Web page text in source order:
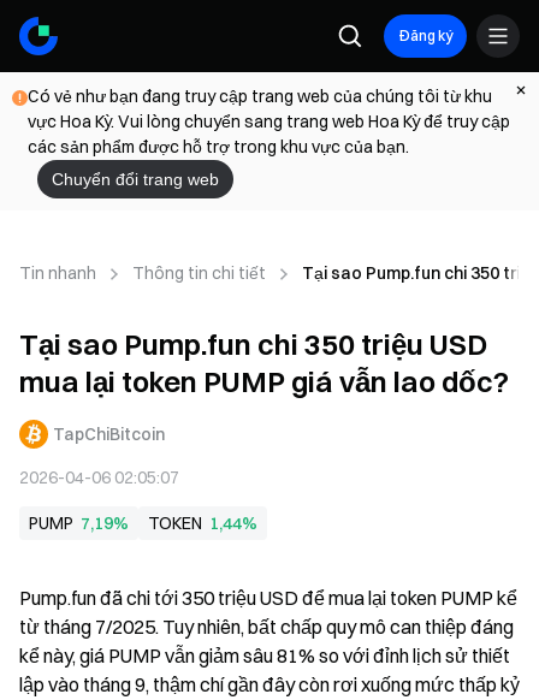
Đăng ký
Có vẻ như bạn đang truy cập trang web của chúng tôi từ khu
vực Hoa Kỳ. Vui lòng chuyển sang trang web Hoa Kỳ để truy cập
các sản phẩm được hỗ trợ trong khu vực của bạn.
Chuyển đổi trang web
Tin nhanh Thông tin chi tiết Tại sao Pump.fun chi 350
Tại sao Pump.fun chi 350 triệu USD
mua lại token PUMP giá vẫn lao dốc?
TapChiBitcoin
2026-04-06 02:05:07
PUMP 7,19% TOKEN 1,44%
Pump.fun đã chi tới 350 triệu USD để mua lại token PUMP kể
từ tháng 7/2025. Tuy nhiên, bất chấp quy mô can thiệp đáng
kể này, giá PUMP vẫn giảm sâu 81% so với đỉnh lịch sử thiết
lập vào tháng 9, thậm chí gần đây còn rơi xuống mức thấp kỷ